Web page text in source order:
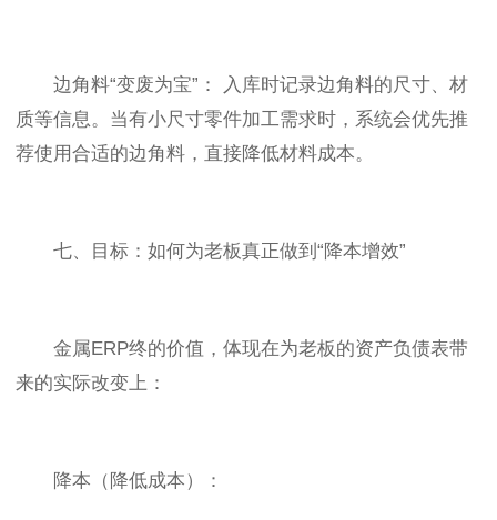
边角料“变废为宝”： 入库时记录边角料的尺寸、材
质等信息。当有小尺寸零件加工需求时，系统会优先推
荐使用合适的边角料，直接降低材料成本。
七、目标：如何为老板真正做到“降本增效”
金属ERP终的价值，体现在为老板的资产负债表带
来的实际改变上：
降本（降低成本）：